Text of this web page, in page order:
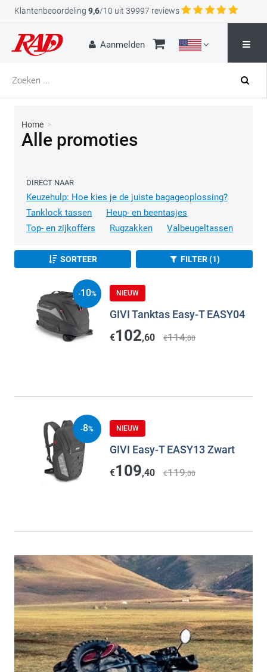
Klantenbeoordeling 9,6/10 uit 39997 reviews
Aanmelden
Home >
Alle promoties
DIRECT NAAR
Keuzehulp: Hoe kies je de juiste bagageoplossing?
Tanklock tassen
Heup- en beentasjes
Top- en zijkoffers
Rugzakken Valbeugeltassen
SORTEER FILTER (1)
NIEUW
GIVI Tanktas Easy-T EASY04
€102,60 €114,00
-10%
NIEUW
GIVI Easy-T EASY13 Zwart
€109,40 €119,00
-8%